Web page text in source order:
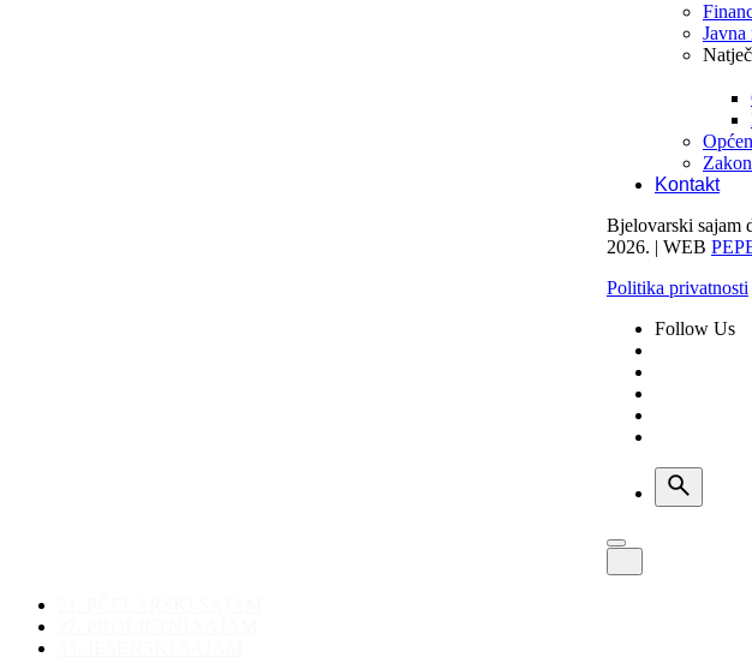
Javna
Kontakt
Bjelovarski sajam
2026. | WEB
Politika privatnosti
Follow Us